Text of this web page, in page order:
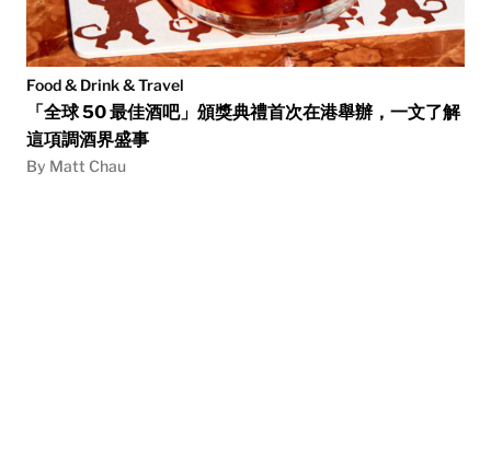
Food & Drink & Travel
「全球 50 最佳酒吧」頒獎典禮首次在港舉辦，一文了解
這項調酒界盛事
By Matt Chau